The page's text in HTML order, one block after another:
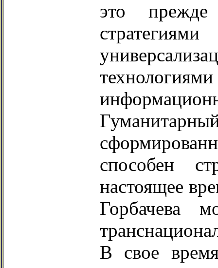
это
способен
настоящее
Горбачева
В свое